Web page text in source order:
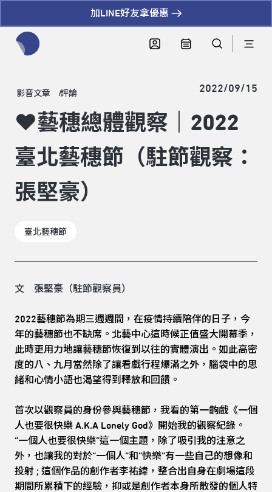
加LINE好友拿優惠
影音文章 評論 2022/09/15
❤藝穗總體觀察｜2022
臺北藝穗節（駐節觀察：
張堅豪）
臺北藝穗節
文 張堅豪（駐節觀察員）
2022藝穗節為期三週週間，在疫情持續陪伴的日子，今
年的藝穗節也不缺席。北藝中心這時候正值盛大開幕季，
此時更用力地讓藝穗節恢復到以往的實體演出。如此高密
度的八、九月當然除了讓看戲行程爆滿之外，腦袋中的思
緒和心情小語也渴望得到釋放和回饋。
首次以觀察員的身份參與藝穗節，我看的第一齣戲《一個
人也要很快樂 A.K.A Lonely God》開始我的觀察紀錄。
“一個人也要很快樂”這一個主題，除了吸引我的注意之
外，也讓我的對於”一個人“和“快樂”有一些自己的想像和
投射 ; 這個作品的創作者李祐緯，整合出自身在劇場這段
期間所累積下的經驗，抑或是創作者本身所散發的個人特